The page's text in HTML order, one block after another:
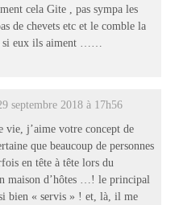
cela Gite , pas sympa les
de chevets etc et le comble la
si eux ils aiment ……
septembre 2018 à 17h56
vie, j’aime votre concept de
que beaucoup de personnes
en tête à tête lors du
maison d’hôtes …! le principal
bien « servis » ! et, là, il me